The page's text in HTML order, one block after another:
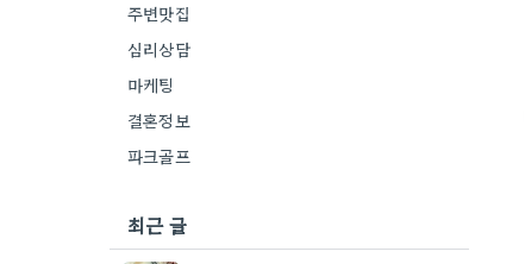
주변맛집
심리상담
마케팅
결혼정보
파크골프
최근 글